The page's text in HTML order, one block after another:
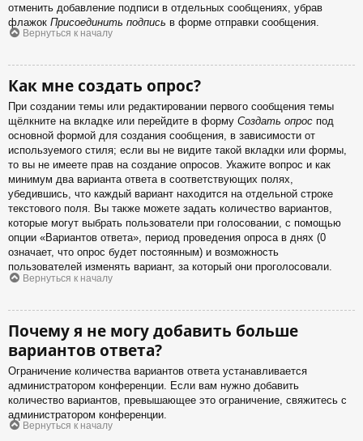
отменить добавление подписи в отдельных сообщениях, убрав
флажок Присоединить подпись в форме отправки сообщения.
Вернуться к началу
Как мне создать опрос?
При создании темы или редактировании первого сообщения темы
щёлкните на вкладке или перейдите в форму Создать опрос под
основной формой для создания сообщения, в зависимости от
используемого стиля; если вы не видите такой вкладки или формы,
то вы не имеете прав на создание опросов. Укажите вопрос и как
минимум два варианта ответа в соответствующих полях,
убедившись, что каждый вариант находится на отдельной строке
текстового поля. Вы также можете задать количество вариантов,
которые могут выбрать пользователи при голосовании, с помощью
опции «Вариантов ответа», период проведения опроса в днях (0
означает, что опрос будет постоянным) и возможность
пользователей изменять вариант, за который они проголосовали.
Вернуться к началу
Почему я не могу добавить больше
вариантов ответа?
Ограничение количества вариантов ответа устанавливается
администратором конференции. Если вам нужно добавить
количество вариантов, превышающее это ограничение, свяжитесь с
администратором конференции.
Вернуться к началу